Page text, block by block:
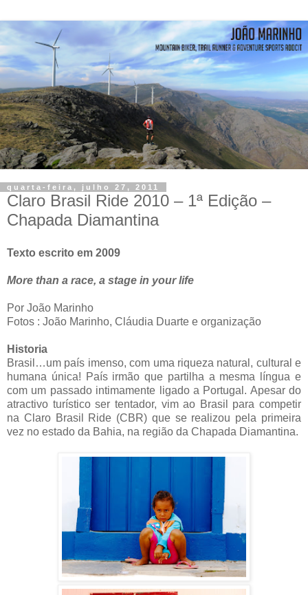
quarta-feira, julho 27, 2011
Claro Brasil Ride 2010 – 1ª Edição –
Chapada Diamantina
Texto escrito em 2009
More than a race, a stage in your life
Por João Marinho
Fotos : João Marinho, Cláudia Duarte e organização
Historia
Brasil…um país imenso, com uma riqueza natural, cultural e
humana única! País irmão que partilha a mesma língua e
com um passado intimamente ligado a Portugal. Apesar do
atractivo turístico ser tentador, vim ao Brasil para competir
na Claro Brasil Ride (CBR) que se realizou pela primeira
vez no estado da Bahia, na região da Chapada Diamantina.